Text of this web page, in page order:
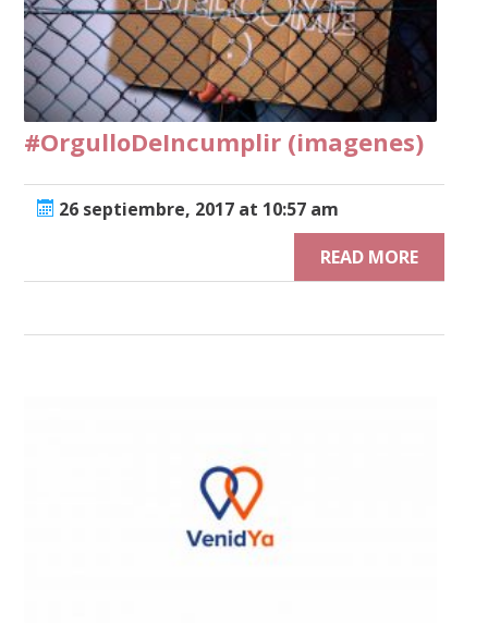
#OrgulloDeIncumplir (imagenes)
26 septiembre, 2017 at 10:57 am
READ MORE